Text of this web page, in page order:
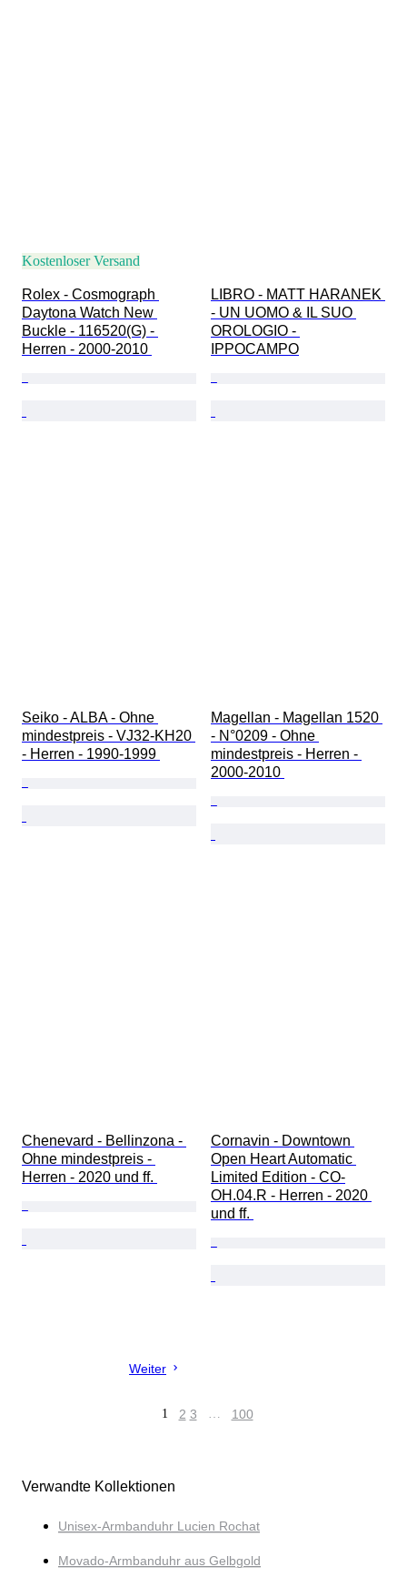
Kostenloser Versand
Rolex - Cosmograph
Daytona Watch New
Buckle - 116520(G) -
Herren - 2000-2010
LIBRO - MATT HARANEK
- UN UOMO & IL SUO
OROLOGIO -
IPPOCAMPO
Seiko - ALBA - Ohne
mindestpreis - VJ32-KH20
- Herren - 1990-1999
Magellan - Magellan 1520
- N°0209 - Ohne
mindestpreis - Herren -
2000-2010
Chenevard - Bellinzona -
Ohne mindestpreis -
Herren - 2020 und ff.
Cornavin - Downtown
Open Heart Automatic
Limited Edition - CO-
OH.04.R - Herren - 2020
und ff.
Weiter
1 2 3 … 100
Verwandte Kollektionen
Unisex-Armbanduhr Lucien Rochat
Movado-Armbanduhr aus Gelbgold